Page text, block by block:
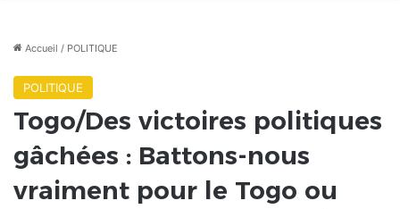
Accueil / POLITIQUE
POLITIQUE
Togo/Des victoires politiques
gâchées : Battons-nous
vraiment pour le Togo ou